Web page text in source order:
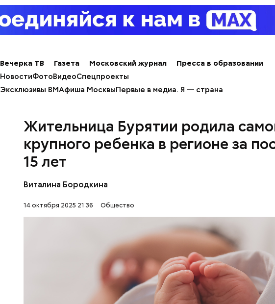
Вечерка ТВ Газета Московский журнал
Пресса в образовании
НовостиФотоВидеоСпецпроекты
Эксклюзивы ВМАфиша МосквыПервые в медиа. Я — страна
Житeльницa Бypятии poдилa
кpyпнoгo peбeнкa в регионе зa
15 лeт
Виталина Бородкина
14 октября 2025 21:36 Общество
День «Счастье случается»
День малины со сливками отмечается в США в честь
сочетания этой ягоды со сливками. В этот праздник люди
только малину со сливками, но и другие десерты на
ингредиентов. Их можно купить в магазине или сделать
самостоятельно вместе со своими родными и близкими.